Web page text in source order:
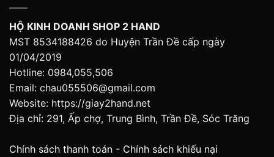
HỘ KINH DOANH SHOP 2 HAND
MST 8534188426 do Huyện Trần Đề cấp ngày
01/04/2019
Hotline: 0984,055,506
Email: chau055506@gmail.com
Website: https://giay2hand.net
Địa chỉ: 291, Ấp chợ, Trung Bình, Trần Đề, Sóc Trăng
Chính sách thanh toán - Chính sách khiếu nại